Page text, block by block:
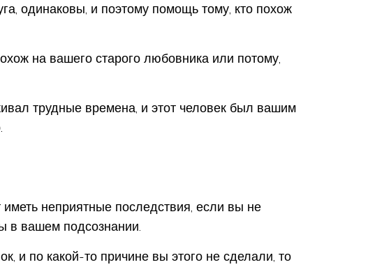
одинаковы, и поэтому помощь тому, кто похож
на вашего старого любовника или потому,
трудные времена, и этот человек был вашим
неприятные последствия, если вы не
в вашем подсознании.
и по какой-то причине вы этого не сделали, то